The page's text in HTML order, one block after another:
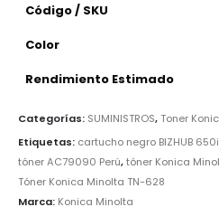
Código / SKU
Color
Rendimiento Estimado
Categorías: SUMINISTROS,Toner
Etiquetas: cartucho negro BIZHUB 650i
tóner AC79090 Perú,tóner Konica
Tóner Konica Minolta TN-628
Marca: Konica Minolta